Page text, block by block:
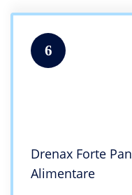
6
Drenax Forte
Alimentare